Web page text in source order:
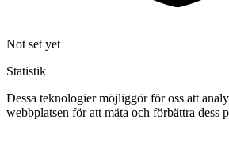
Not set yet
Statistik
Dessa teknologier möjliggör för oss att
webbplatsen för att mäta och förbättra dess